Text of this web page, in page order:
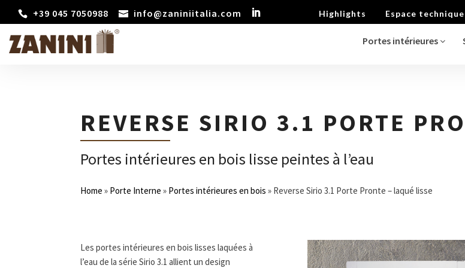
+39 045 7050988 info@zaniniitalia.com Highlights Espace
Portes intérieures
REVERSE SIRIO 3.1 PORTE
Portes intérieures en bois lisse peintes à l’eau
Home » Porte Interne » Portes intérieures en bois » Reverse Sirio 3.1 Porte Pronte – laqué lisse
Les portes intérieures en bois lisses laquées à
l’eau de la série Sirio 3.1 allient un design